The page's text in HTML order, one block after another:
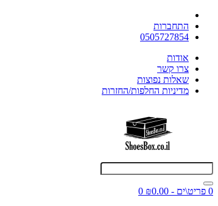
התחברות
0505727854
אודות
צרו קשר
שאלות נפוצות
מדיניות החלפות/החזרות
0 פריט\ים - ₪0.00
0